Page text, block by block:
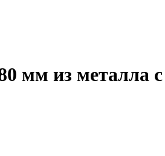
мм из металла